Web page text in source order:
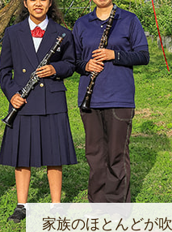
家族のほとんどが